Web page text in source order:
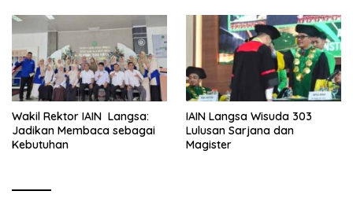
Wakil Rektor IAIN Langsa:
Jadikan Membaca sebagai
Kebutuhan
IAIN Langsa Wisuda 303
Lulusan Sarjana dan
Magister